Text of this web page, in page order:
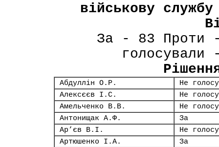
військову
За - 83 Проти
Абдуллін О.Р.
Не
Алексєєв І.С.
Не
Амельченко В.В.
Не
Антонищак А.Ф.
За
Ар’єв В.І.
Не
Артюшенко І.А.
За